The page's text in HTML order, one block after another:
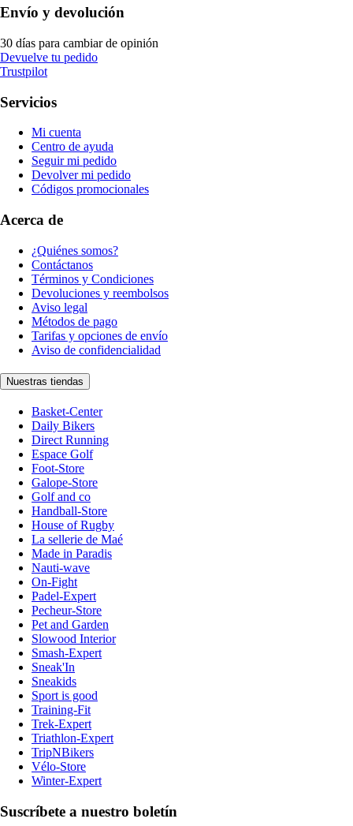
Envío y devolución
30 días para cambiar de opinión
Devuelve tu pedido
Trustpilot
Servicios
Mi cuenta
Centro de ayuda
Seguir mi pedido
Devolver mi pedido
Códigos promocionales
Acerca de
¿Quiénes somos?
Contáctanos
Términos y Condiciones
Devoluciones y reembolsos
Aviso legal
Métodos de pago
Tarifas y opciones de envío
Aviso de confidencialidad
Nuestras tiendas
Basket-Center
Daily Bikers
Direct Running
Espace Golf
Foot-Store
Galope-Store
Golf and co
Handball-Store
House of Rugby
La sellerie de Maé
Made in Paradis
Nauti-wave
On-Fight
Padel-Expert
Pecheur-Store
Pet and Garden
Slowood Interior
Smash-Expert
Sneak'In
Sneakids
Sport is good
Training-Fit
Trek-Expert
Triathlon-Expert
TripNBikers
Vélo-Store
Winter-Expert
Suscríbete a nuestro boletín